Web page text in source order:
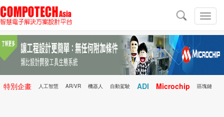
切
換
導
導
航
特別企畫 人工智慧 AR/VR 機器人 自動駕駛 ADI Microchip 區塊鏈